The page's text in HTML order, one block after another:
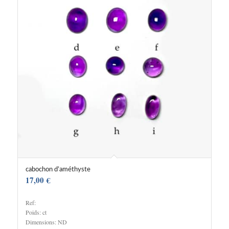
cabochon d’améthyste
17,00€
Ref:
Poids: ct
Dimensions: ND